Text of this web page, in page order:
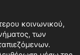
κοινωνικού,
των